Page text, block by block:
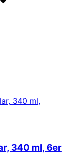
340 ml, 6er